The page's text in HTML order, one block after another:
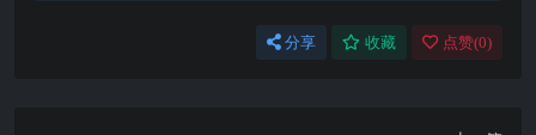
分享 收藏 点赞(0)